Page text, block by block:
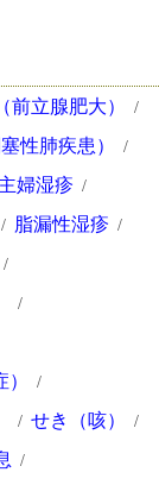
前立腺肥大）
性肺疾患）
主婦湿疹
脂漏性湿疹
せき（咳）